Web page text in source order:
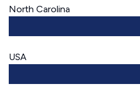
North Carolina
USA